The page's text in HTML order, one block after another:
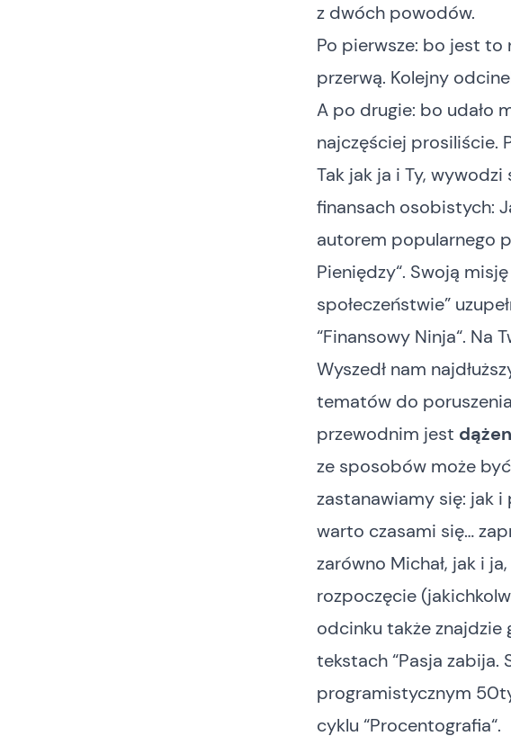
z dwóch powodów.
Po pierwsze: bo jest
przerwą. Kolejny
A po drugie: bo udało
najczęściej prosiliście.
Tak jak ja i Ty,
finansach osobistych:
autorem popularnego
Pieniędzy“. Swoją
społeczeństwie”
“Finansowy Ninja“. Na
Wyszedł nam
tematów do
przewodnim jest
ze sposobów może być
zastanawiamy się: jak
warto czasami się…
zarówno Michał, jak i
rozpoczęcie
odcinku także znajdzie
tekstach “Pasja zabija.
programistycznym
cyklu “Procentografia“.